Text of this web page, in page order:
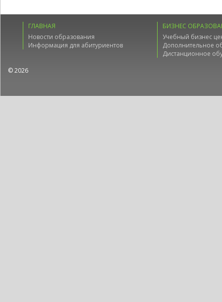
ГЛАВНАЯ
Новости образования
Информация для абитуриентов
БИЗНЕС
Учебный бизнес
Дополнительное
Дистанционное
© 2026